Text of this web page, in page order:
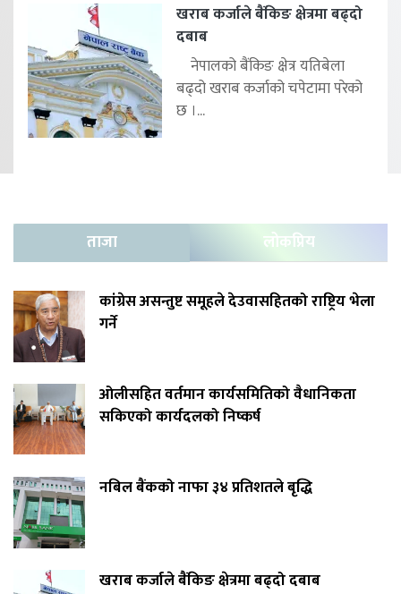
खराब कर्जाले बैंकिङ क्षेत्रमा बढ्दो
दबाब
नेपालको बैंकिङ क्षेत्र यतिबेला
बढ्दो खराब कर्जाको चपेटामा परेको
छ ।...
ताजा लोकप्रिय
कांग्रेस असन्तुष्ट समूहले देउवासहितको राष्ट्रिय भेला
गर्ने
ओलीसहित वर्तमान कार्यसमितिको वैधानिकता
सकिएको कार्यदलको निष्कर्ष
नबिल बैंकको नाफा ३४ प्रतिशतले बृद्धि
खराब कर्जाले बैंकिङ क्षेत्रमा बढ्दो दबाब